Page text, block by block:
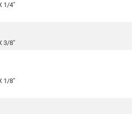
1/4"
3/8"
1/8"